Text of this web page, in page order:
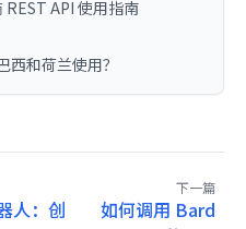
API 使用指南
和荷兰使用？
人：创
下一篇
如何调用 Bard